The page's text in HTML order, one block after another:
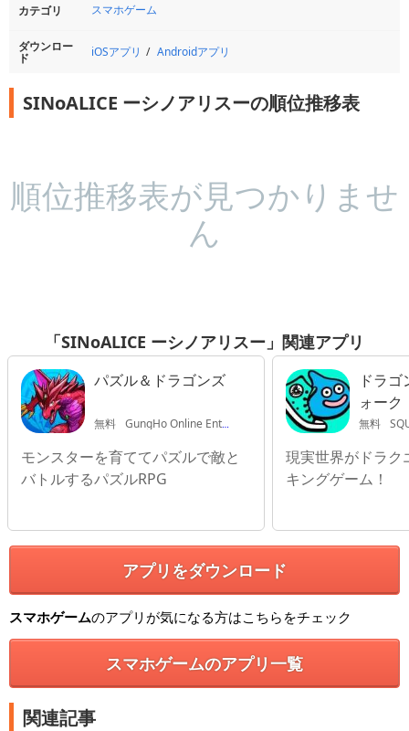
カテゴリ スマホゲーム
ダウンロー
ド iOSアプリ Androidアプリ
SINoALICE ーシノアリスーの順位推移表
順位推移表が見つかりませ
ん
「SINoALICE ーシノアリスー」関連アプリ
パズル＆ドラゴンズ
無料 GungHo Online Entertainment, INC.
モンスターを育ててパズルで敵と
バトルするパズルRPG
ドラ
ォーク
無料
現実世界がドラク
キングゲーム！
アプリをダウンロード
スマホゲームのアプリが気になる方はこちらをチェック
スマホゲームのアプリ一覧
関連記事